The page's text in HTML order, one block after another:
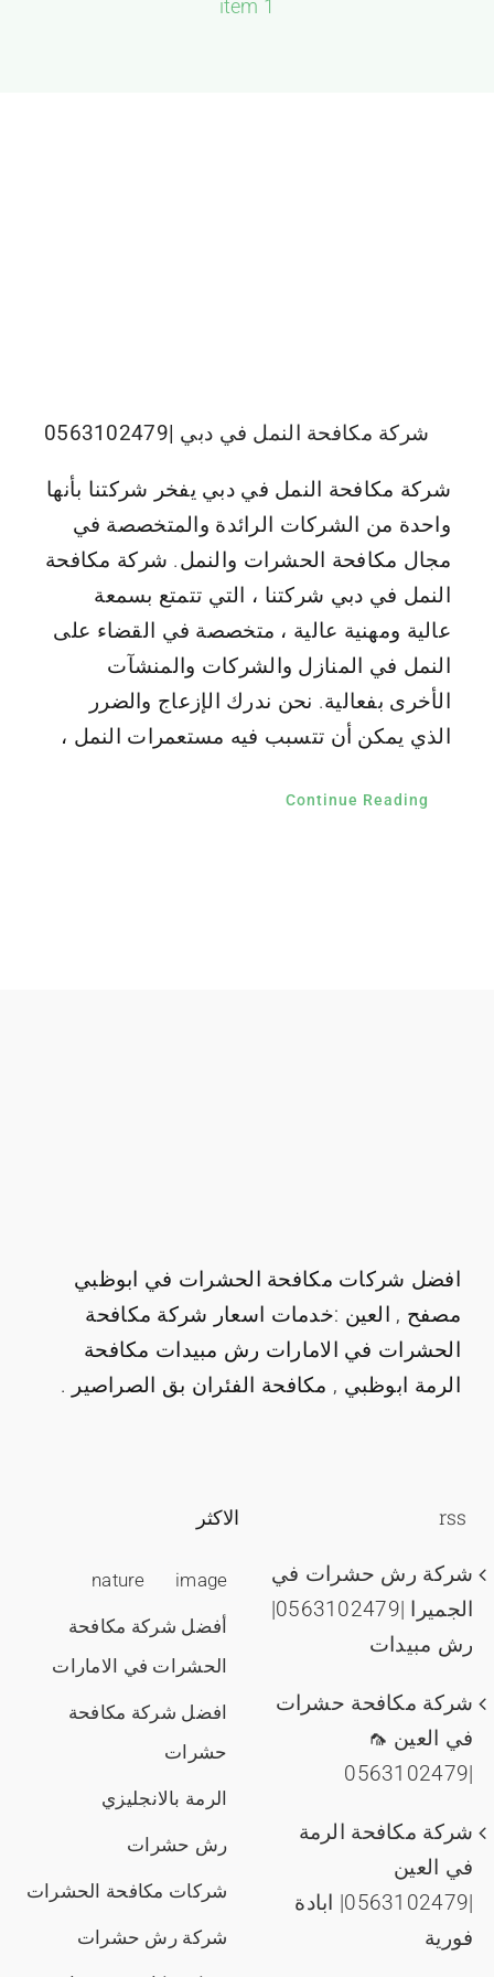
1 item
شركة مكافحة النمل في دبي |0563102479
شركة مكافحة النمل في دبي يفخر شركتنا بأنها
واحدة من الشركات الرائدة والمتخصصة في
مجال مكافحة الحشرات والنمل. شركة مكافحة
النمل في دبي شركتنا ، التي تتمتع بسمعة
عالية ومهنية عالية ، متخصصة في القضاء على
النمل في المنازل والشركات والمنشآت
الأخرى بفعالية. نحن ندرك الإزعاج والضرر
الذي يمكن أن تتسبب فيه مستعمرات النمل ،
Continue Reading
افضل شركات مكافحة الحشرات في ابوظبي
مصفح , العين :خدمات اسعار شركة مكافحة
الحشرات في الامارات رش مبيدات مكافحة
الرمة ابوظبي , مكافحة الفئران بق الصراصير .
rss
شركة رش حشرات في
الجميرا |0563102479|
رش مبيدات
شركة مكافحة حشرات
في العين 🦟
|0563102479
شركة مكافحة الرمة
في العين
|0563102479| ابادة
فورية
الاكثر
image
nature
أفضل شركة مكافحة
الحشرات في الامارات
افضل شركة مكافحة
حشرات
الرمة بالانجليزي
رش حشرات
شركات مكافحة الحشرات
شركة رش حشرات